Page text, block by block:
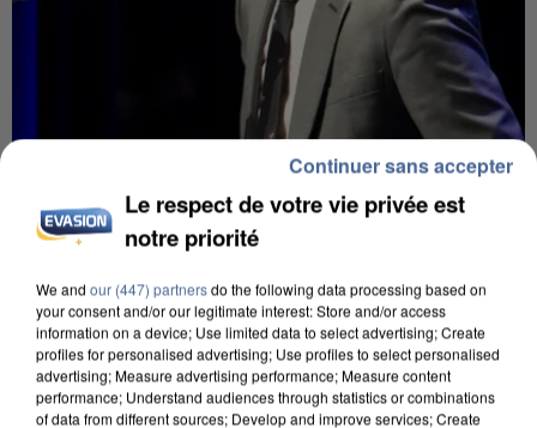
Gabriel Attal et Raphaël Glucksmann visés par des
ingérences...
commun" avec les partis à la rentrée.
Le respect de votre vie privée est
notre priorité
We and our (447) partnersdo the following data processing based on
your consent and/or our legitimate interest: Store and/or access
information on a device; Use limited data to select advertising; Create
profiles for personalised advertising; Use profiles to select personalised
advertising; Measure advertising performance; Measure content
performance; Understand audiences through statistics or combinations
of data from different sources; Develop and improve services; Create
Continuer sans accepter